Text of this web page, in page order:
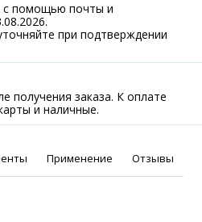
с помощью почты и
при подтверждении
получения заказа. К оплате
и наличные.
Применение Отзывы